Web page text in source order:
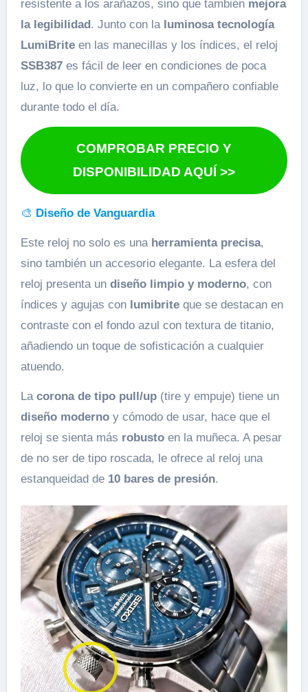
resistente a los arañazos, sino que también mejora
la legibilidad . Junto con la luminosa tecnología
LumiBriteen las manecillas y los índices, el reloj
SSB387es fácil de leer en condiciones de poca
luz, lo que lo convierte en un compañero confiable
durante todo el día.
COMPROBAR PRECIO Y
DISPONIBILIDAD AQUÍ >>
🎨 Diseño de Vanguardia
Este reloj no solo es una herramienta precisa,
sino también un accesorio elegante. La esfera del
reloj presenta un diseño limpio y moderno, con
índices y agujas con lumibriteque se destacan en
contraste con el fondo azul con textura de titanio,
añadiendo un toque de sofisticación a cualquier
atuendo.
Lacorona de tipo pull/up(tire y empuje) tiene un
diseño moderno y cómodo de usar, hace que el
reloj se sienta más robustoen la muñeca. A pesar
de no ser de tipo roscada, le ofrece al reloj una
estanqueidad de 10 bares de presión.